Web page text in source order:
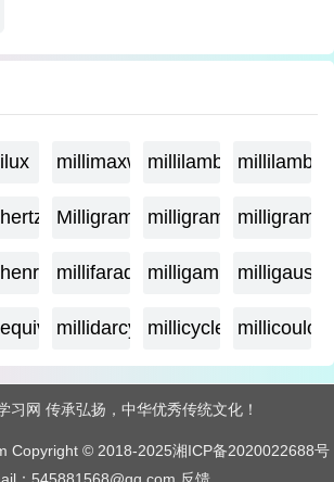
millimaxwellmillilambda
Milligramagemilligrame
millifarad milligammamilligauss
millidarcy millicycle
习网 传承弘扬，中华优秀传统文化！
Copyright © 2018-2025湘ICP备2020022688号